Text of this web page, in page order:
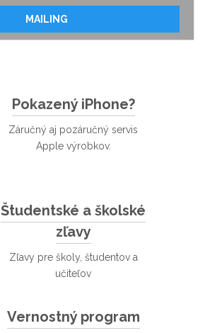
MAILING
Pokazený iPhone?
Záručný aj pozáručný servis
Apple výrobkov.
Študentské a školské
zľavy
Zľavy pre školy, študentov a
učiteľov
Vernostný program